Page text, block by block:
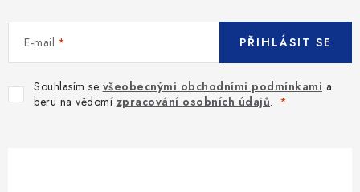
E-mail
Souhlasím se všeobecnými obchodními podmínkami a
beru na vědomí zpracování osobních údajů.
PŘIHLÁSIT SE